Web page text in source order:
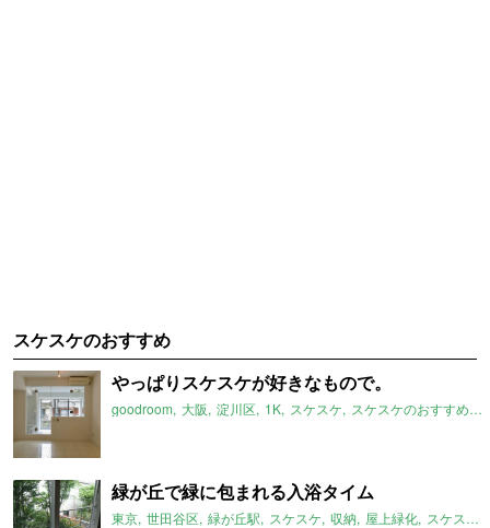
スケスケのおすすめ
やっぱりスケスケが好きなもので。
goodroom 大阪 淀川区 1K スケスケ スケスケのおすすめ
緑が丘で緑に包まれる入浴タイム
東京 世田谷区 緑が丘駅 スケスケ 収納 屋上緑化 スケスケのおすすめ